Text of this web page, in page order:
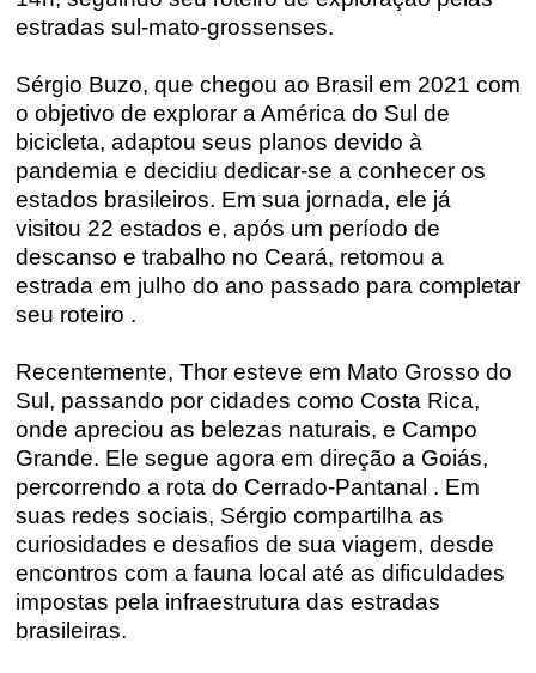
estradas sul-mato-grossenses.
Sérgio Buzo, que chegou ao Brasil em 2021 com
o objetivo de explorar a América do Sul de
bicicleta, adaptou seus planos devido à
pandemia e decidiu dedicar-se a conhecer os
estados brasileiros. Em sua jornada, ele já
visitou 22 estados e, após um período de
descanso e trabalho no Ceará, retomou a
estrada em julho do ano passado para completar
seu roteiro .
Recentemente, Thor esteve em Mato Grosso do
Sul, passando por cidades como Costa Rica,
onde apreciou as belezas naturais, e Campo
Grande. Ele segue agora em direção a Goiás,
percorrendo a rota do Cerrado-Pantanal . Em
suas redes sociais, Sérgio compartilha as
curiosidades e desafios de sua viagem, desde
encontros com a fauna local até as dificuldades
impostas pela infraestrutura das estradas
brasileiras.